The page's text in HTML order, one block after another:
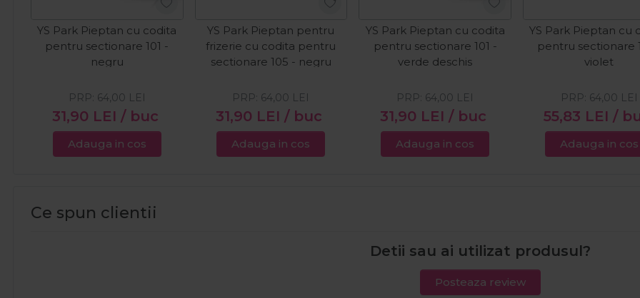
YS Park Pieptan cu codita
pentru sectionare 101 -
negru
31,90 LEI / buc
PRP: 64,00 LEI
Adauga in cos
YS Park Pieptan pentru
frizerie cu codita pentru
sectionare 105 - negru
31,90 LEI / buc
PRP: 64,00 LEI
Adauga in cos
YS Park Pieptan cu codita
pentru sectionare 101 -
verde deschis
31,90 LEI / buc
PRP: 64,00 LEI
Adauga in cos
YS Park Pieptan cu
pentru sectionare
violet
55,83 LEI /
PRP: 64,00 LEI
Adauga in cos
Ce spun clientii
Detii sau ai utilizat produsul?
Posteaza review